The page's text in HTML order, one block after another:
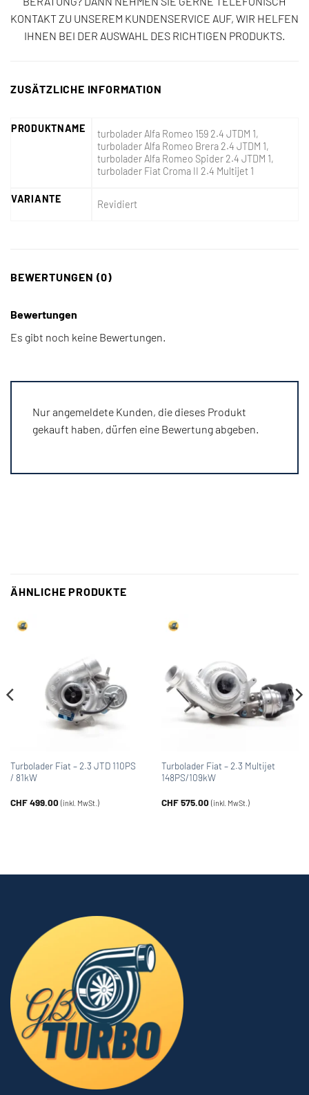
KONTAKT ZU UNSEREM KUNDENSERVICE AUF, WIR HELFEN
IHNEN BEI DER AUSWAHL DES RICHTIGEN PRODUKTS.
ZUSÄTZLICHE INFORMATION
PRODUKTNAME
turbolader Alfa Romeo 159 2.4 JTDM 1,
turbolader Alfa Romeo Brera 2.4 JTDM 1,
turbolader Alfa Romeo Spider 2.4 JTDM 1,
turbolader Fiat Croma II 2.4 Multijet 1
VARIANTE Revidiert
BEWERTUNGEN (0)
Bewertungen
Es gibt noch keine Bewertungen.
Nur angemeldete Kunden, die dieses Produkt
gekauft haben, dürfen eine Bewertung abgeben.
ÄHNLICHE PRODUKTE
Turbolader Fiat – 2.3 JTD 110PS
/ 81kW
CHF499.00 (inkl. MwSt.)
Turbolader Fiat – 2.3 Multijet
148PS/109kW
CHF575.00 (inkl. MwSt.)